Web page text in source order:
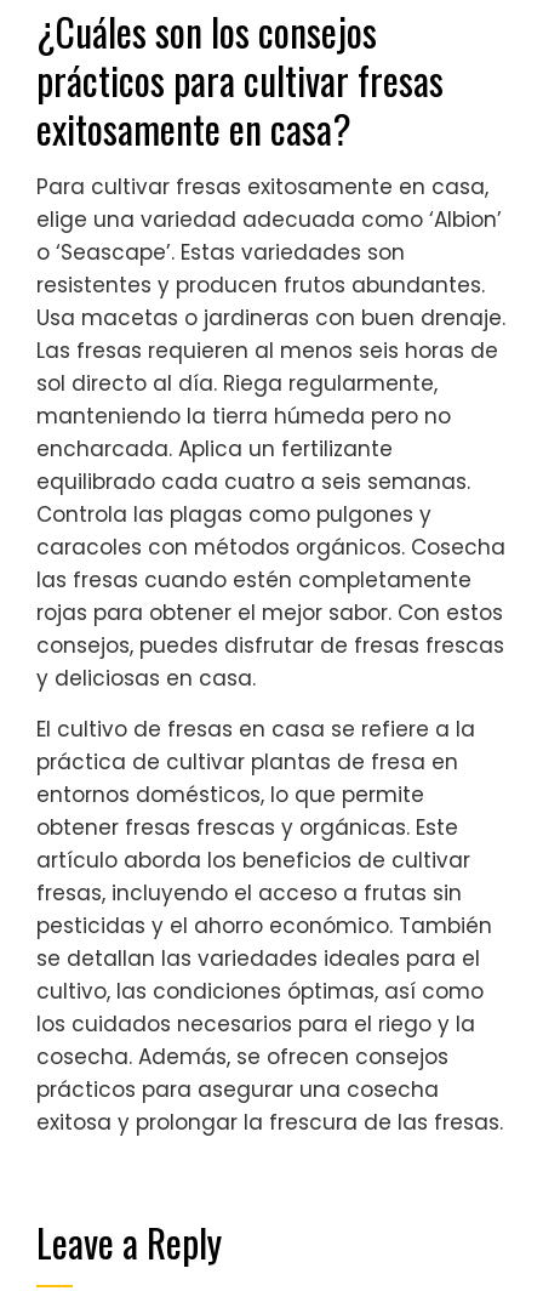
¿Cuáles son los consejos
prácticos para cultivar fresas
exitosamente en casa?
Para cultivar fresas exitosamente en casa,
elige una variedad adecuada como ‘Albion’
o ‘Seascape’. Estas variedades son
resistentes y producen frutos abundantes.
Usa macetas o jardineras con buen drenaje.
Las fresas requieren al menos seis horas de
sol directo al día. Riega regularmente,
manteniendo la tierra húmeda pero no
encharcada. Aplica un fertilizante
equilibrado cada cuatro a seis semanas.
Controla las plagas como pulgones y
caracoles con métodos orgánicos. Cosecha
las fresas cuando estén completamente
rojas para obtener el mejor sabor. Con estos
consejos, puedes disfrutar de fresas frescas
y deliciosas en casa.
El cultivo de fresas en casa se refiere a la
práctica de cultivar plantas de fresa en
entornos domésticos, lo que permite
obtener fresas frescas y orgánicas. Este
artículo aborda los beneficios de cultivar
fresas, incluyendo el acceso a frutas sin
pesticidas y el ahorro económico. También
se detallan las variedades ideales para el
cultivo, las condiciones óptimas, así como
los cuidados necesarios para el riego y la
cosecha. Además, se ofrecen consejos
prácticos para asegurar una cosecha
exitosa y prolongar la frescura de las fresas.
Leave a Reply